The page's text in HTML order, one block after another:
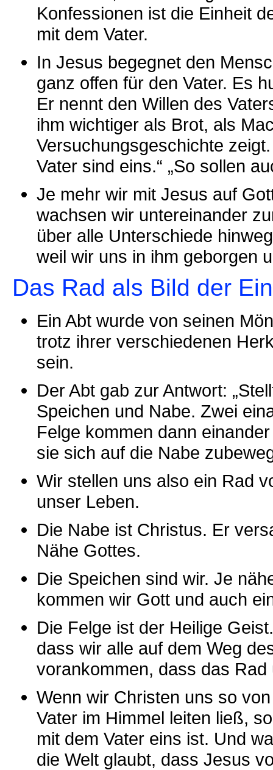
Konfessionen ist die Einheit
mit dem Vater.
In Jesus begegnet den
ganz offen für den Vater. Es
Er nennt den Willen des
ihm wichtiger als Brot, als
Versuchungsgeschichte
Vater sind eins.“ „So sollen
Je mehr wir mit Jesus auf
wachsen wir untereinander
über alle Unterschiede
weil wir uns in ihm geborgen
Das Rad als Bild der
Ein Abt wurde von seinen
trotz ihrer verschiedenen
sein.
Der Abt gab zur Antwort:
Speichen und Nabe. Zwei
Felge kommen dann
sie sich auf die Nabe
Wir stellen uns also ein Rad
unser Leben.
Die Nabe ist Christus. Er
Nähe Gottes.
Die Speichen sind wir. Je
kommen wir Gott und auch
Die Felge ist der Heilige
dass wir alle auf dem Weg
vorankommen, dass das
Wenn wir Christen uns so
Vater im Himmel leiten ließ,
mit dem Vater eins ist. Und
die Welt glaubt, dass Jesus